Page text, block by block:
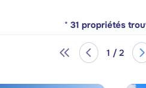
* 31 propriétés
1 / 2